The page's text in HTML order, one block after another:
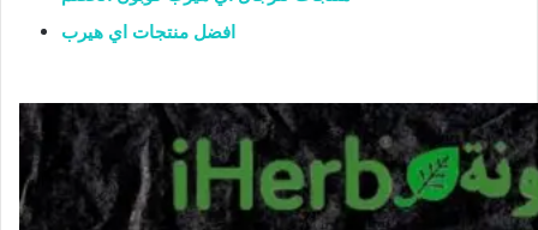
افضل منتجات اي هيرب